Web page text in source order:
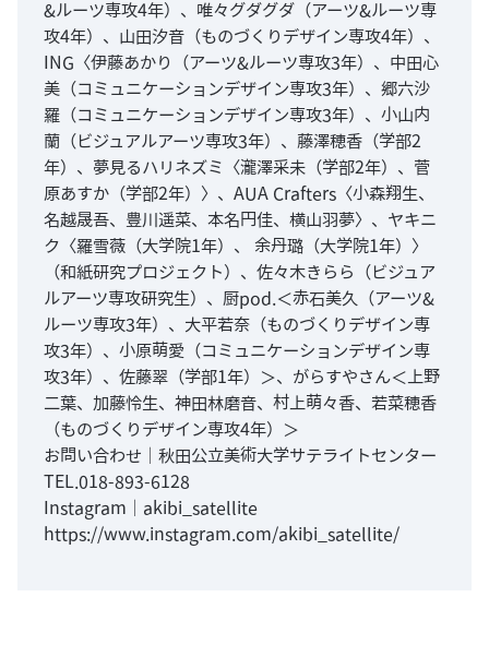
&ルーツ専攻4年）、唯々グダグダ（アーツ&ルーツ専
攻4年）、山田汐音（ものづくりデザイン専攻4年）、
ING〈伊藤あかり（アーツ&ルーツ専攻3年）、中田心
美（コミュニケーションデザイン専攻3年）、郷六沙
羅（コミュニケーションデザイン専攻3年）、小山内
蘭（ビジュアルアーツ専攻3年）、藤澤穂香（学部2
年）、夢見るハリネズミ〈瀧澤采未（学部2年）、菅
原あすか（学部2年）〉、AUA Crafters〈小森翔生、
名越晟吾、豊川遥菜、本名円佳、横山羽夢〉、ヤキニ
ク〈羅雪薇（大学院1年）、 余丹璐（大学院1年）〉
（和紙研究プロジェクト）、佐々木きらら（ビジュア
ルアーツ専攻研究生）、厨pod.＜赤石美久（アーツ&
ルーツ専攻3年）、大平若奈（ものづくりデザイン専
攻3年）、小原萌愛（コミュニケーションデザイン専
攻3年）、佐藤翠（学部1年）＞、がらすやさん＜上野
二葉、加藤怜生、神田林磨音、村上萌々香、若菜穂香
（ものづくりデザイン専攻4年）＞
お問い合わせ｜秋田公立美術大学サテライトセンター
TEL.018-893-6128
Instagram｜akibi_satellite
https://www.instagram.com/akibi_satellite/